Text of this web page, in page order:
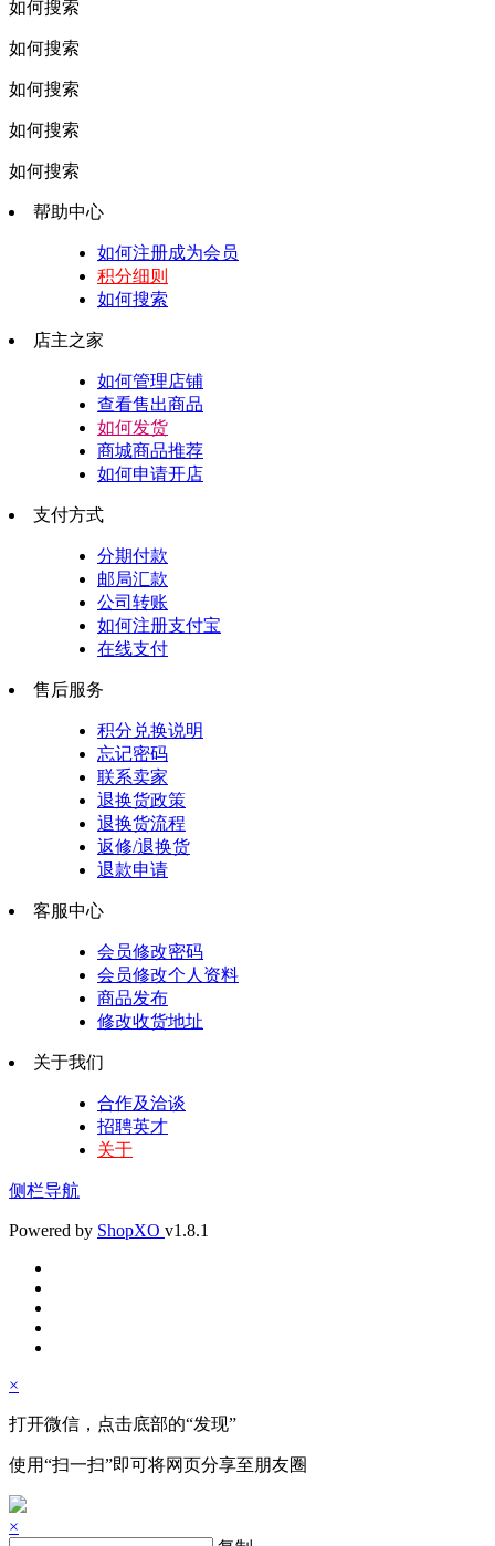
如何搜索
如何搜索
如何搜索
如何搜索
如何搜索
帮助中心
如何注册成为会员
积分细则
如何搜索
店主之家
如何管理店铺
查看售出商品
如何发货
商城商品推荐
如何申请开店
支付方式
分期付款
邮局汇款
公司转账
如何注册支付宝
在线支付
售后服务
积分兑换说明
忘记密码
联系卖家
退换货政策
退换货流程
返修/退换货
退款申请
客服中心
会员修改密码
会员修改个人资料
商品发布
修改收货地址
关于我们
合作及洽谈
招聘英才
关于
侧栏导航
Powered by ShopXO v1.8.1
×
打开微信，点击底部的“发现”
使用“扫一扫”即可将网页分享至朋友圈
×